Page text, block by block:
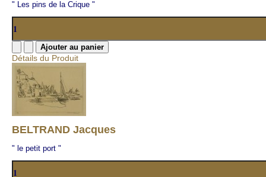
" Les pins de la Crique "
Détails du Produit
BELTRAND Jacques
" le petit port "